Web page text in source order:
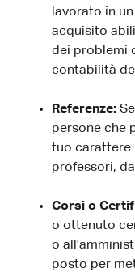
lavorato in
acquisito
dei problemi
contabilità
Referenze:
persone che
tuo
professori,
Corsi o
o ottenuto
o
posto per